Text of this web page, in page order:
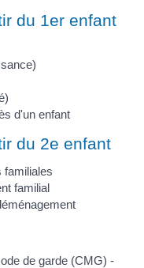
du 1er enfant
d'un enfant
du 2e enfant
familiales
familial
de garde (CMG) -